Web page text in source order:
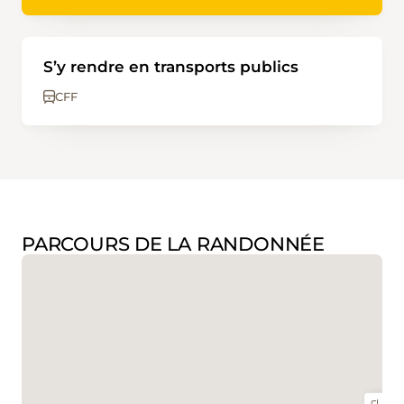
S’y rendre en transports publics
CFF
PARCOURS DE LA RANDONNÉE